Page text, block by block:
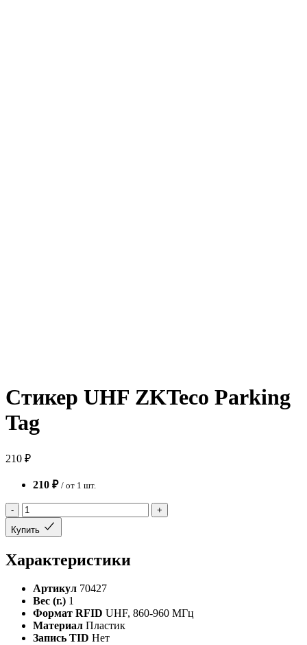
Стикер UHF ZKTeco Parking
Tag
210 ₽
210 ₽ / от 1 шт.
-
+
Купить
Характеристики
Артикул 70427
Вес (г.) 1
Формат RFID UHF, 860-960 МГц
Материал Пластик
Запись TID Нет